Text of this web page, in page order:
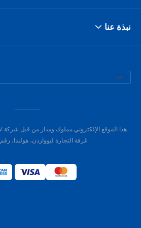
نبذة عنا
غرفة التجارة ليوواردن، هولندا، رقم 01104443